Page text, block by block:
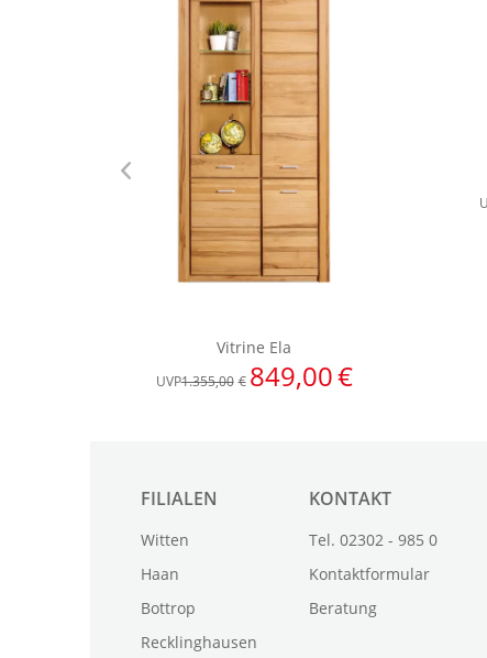
FILIALEN
Witten
Haan
Bottrop
Recklinghausen
KONTAKT
Tel. 02302 - 985 0
Kontaktformular
Beratung